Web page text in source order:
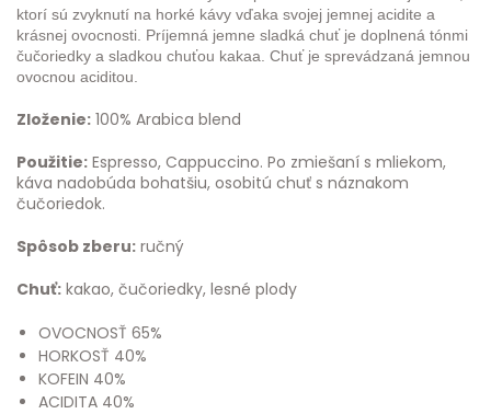
ktorí sú zvyknutí na horké kávy vďaka svojej jemnej acidite a
krásnej ovocnosti. Príjemná jemne sladká chuť je doplnená tónmi
čučoriedky a sladkou chuťou kakaa. Chuť je sprevádzaná jemnou
ovocnou aciditou.
Zloženie: 100% Arabica blend
Použitie: Espresso, Cappuccino. Po zmiešaní s mliekom,
káva nadobúda bohatšiu, osobitú chuť s náznakom
čučoriedok.
Spôsob zberu: ručný
Chuť: kakao, čučoriedky, lesné plody
OVOCNOSŤ 65%
HORKOSŤ 40%
KOFEIN 40%
ACIDITA 40%